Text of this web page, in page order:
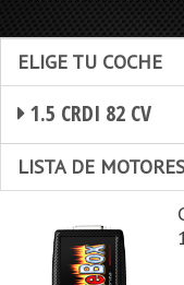
ELIGE TU COCHE
1.5 CRDI 82 CV
LISTA DE MOTORES